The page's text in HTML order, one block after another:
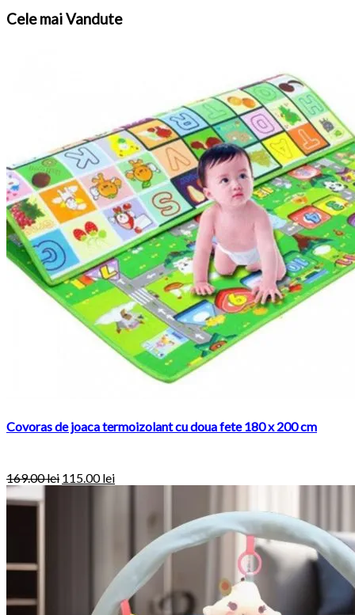
Celemai Vandute
Covoras de joaca termoizolant cu doua fete 180 x 200 cm
169.00lei 115.00lei